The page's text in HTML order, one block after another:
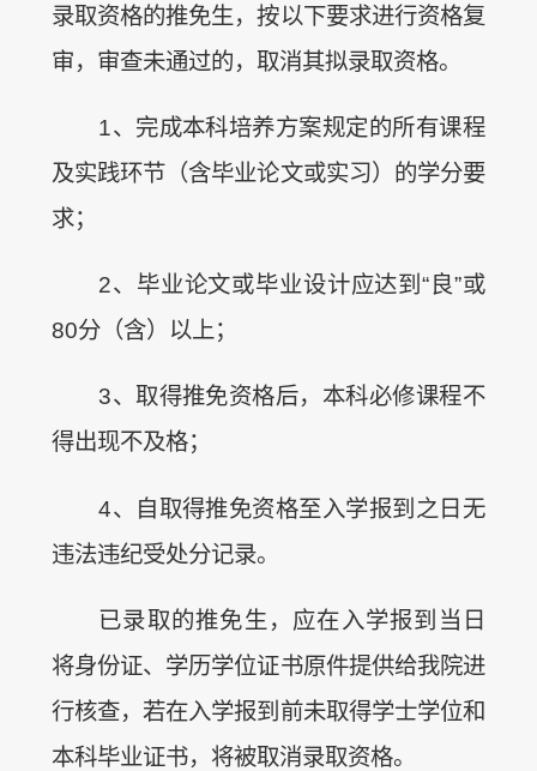
录取资格的推免生，按以下要求进行资格复
审，审查未通过的，取消其拟录取资格。
1、完成本科培养方案规定的所有课程
及实践环节（含毕业论文或实习）的学分要
求；
2、毕业论文或毕业设计应达到“良”或
80分（含）以上；
3、取得推免资格后，本科必修课程不
得出现不及格；
4、自取得推免资格至入学报到之日无
违法违纪受处分记录。
已录取的推免生，应在入学报到当日
将身份证、学历学位证书原件提供给我院进
行核查，若在入学报到前未取得学士学位和
本科毕业证书，将被取消录取资格。